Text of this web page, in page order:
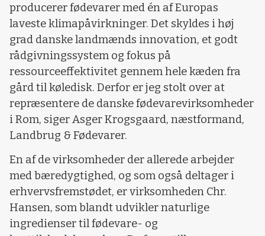
producerer fødevarer med én af Europas
laveste klimapåvirkninger. Det skyldes i høj
grad danske landmænds innovation, et godt
rådgivningssystem og fokus på
ressourceeffektivitet gennem hele kæden fra
gård til køledisk. Derfor er jeg stolt over at
repræsentere de danske fødevarevirksomheder
i Rom, siger Asger Krogsgaard, næstformand,
Landbrug & Fødevarer.
En af de virksomheder der allerede arbejder
med bæredygtighed, og som også deltager i
erhvervsfremstødet, er virksomheden Chr.
Hansen, som blandt udvikler naturlige
ingredienser til fødevare- og